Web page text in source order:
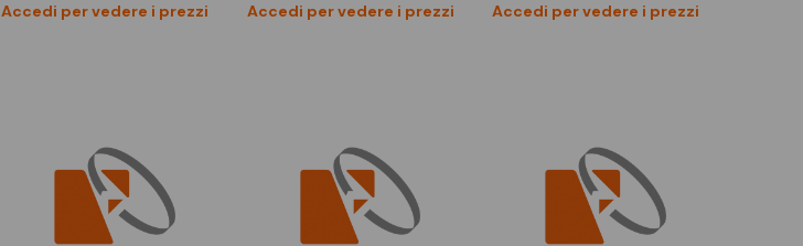
Accedi per vedere i prezzi
Confronta
Accedi per vedere i prezzi
Confronta
Accedi per vedere i prezzi
Confronta